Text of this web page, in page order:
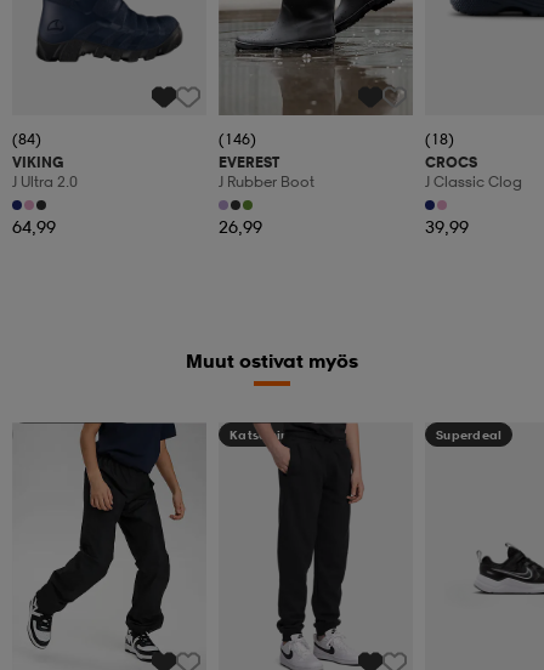
(84)
VIKING
J Ultra 2.0
64,99
(146)
EVEREST
J Rubber Boot
26,99
(18)
CROCS
J Classic Clog
39,99
Muut ostivat myös
Kampanja -25% Katso hintaa Superdeal